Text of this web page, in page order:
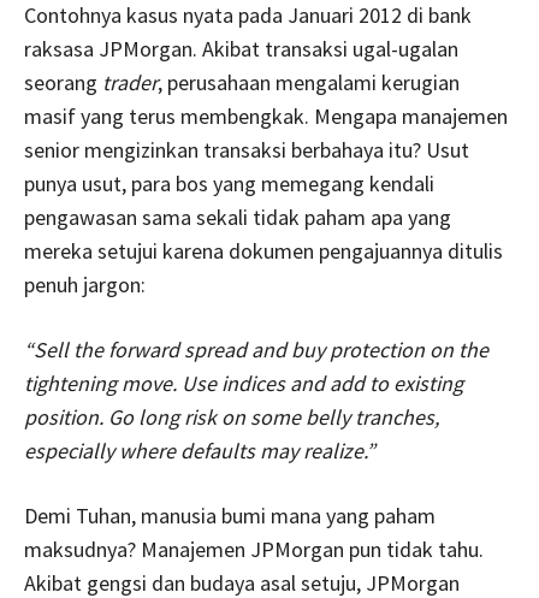
Contohnya kasus nyata pada Januari 2012 di bank
raksasa JPMorgan. Akibat transaksi ugal-ugalan
seorang trader, perusahaan mengalami kerugian
masif yang terus membengkak. Mengapa manajemen
senior mengizinkan transaksi berbahaya itu? Usut
punya usut, para bos yang memegang kendali
pengawasan sama sekali tidak paham apa yang
mereka setujui karena dokumen pengajuannya ditulis
penuh jargon:
“Sell the forward spread and buy protection on the
tightening move. Use indices and add to existing
position. Go long risk on some belly tranches,
especially where defaults may realize.”
Demi Tuhan, manusia bumi mana yang paham
maksudnya? Manajemen JPMorgan pun tidak tahu.
Akibat gengsi dan budaya asal setuju, JPMorgan